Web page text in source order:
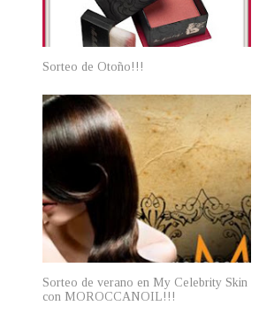
Sorteo de Otoño!!!
Sorteo de verano en My Celebrity Skin
con MOROCCANOIL!!!